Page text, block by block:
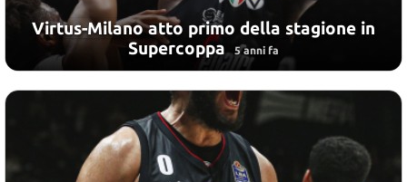
Virtus-Milano atto primo della stagione in
Supercoppa 5 anni fa